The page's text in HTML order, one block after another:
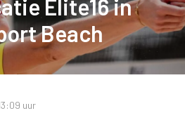
Elite16 in
Beach
uur